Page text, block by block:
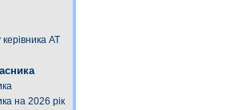
АТ
на 2026 рік